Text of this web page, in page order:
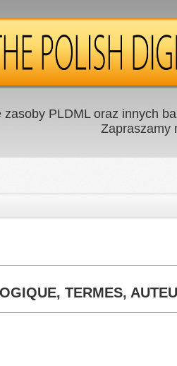
zasoby PLDML oraz innych
Zapraszamy
TERMES,